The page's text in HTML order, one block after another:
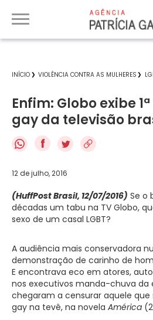
INÍCIO VIOLÊNCIA CONTRA AS MULHERES
Enfim: Globo exibe
gay da televisão
f
12 de julho, 2016
(HuffPost Brasil, 12/07/2016) Se o
décadas um tabu na TV Globo,
sexo de um casal LGBT?
A audiência mais conservadora
demonstração de carinho de
E encontrava eco em atores,
nos executivos manda-chuva da
chegaram a censurar aquele que
gay na tevê, na novela América